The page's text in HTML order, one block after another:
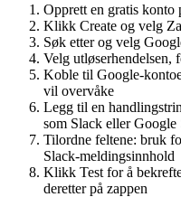
Opprett en gratis konto
Klikk Create og velg
Søk etter og velg
Velg utløserhendelsen,
Koble til Google-
vil overvåke
Legg til en
som Slack eller Google
Tilordne feltene: bruk
Slack-meldingsinnhold
Klikk Test for å
deretter på zappen